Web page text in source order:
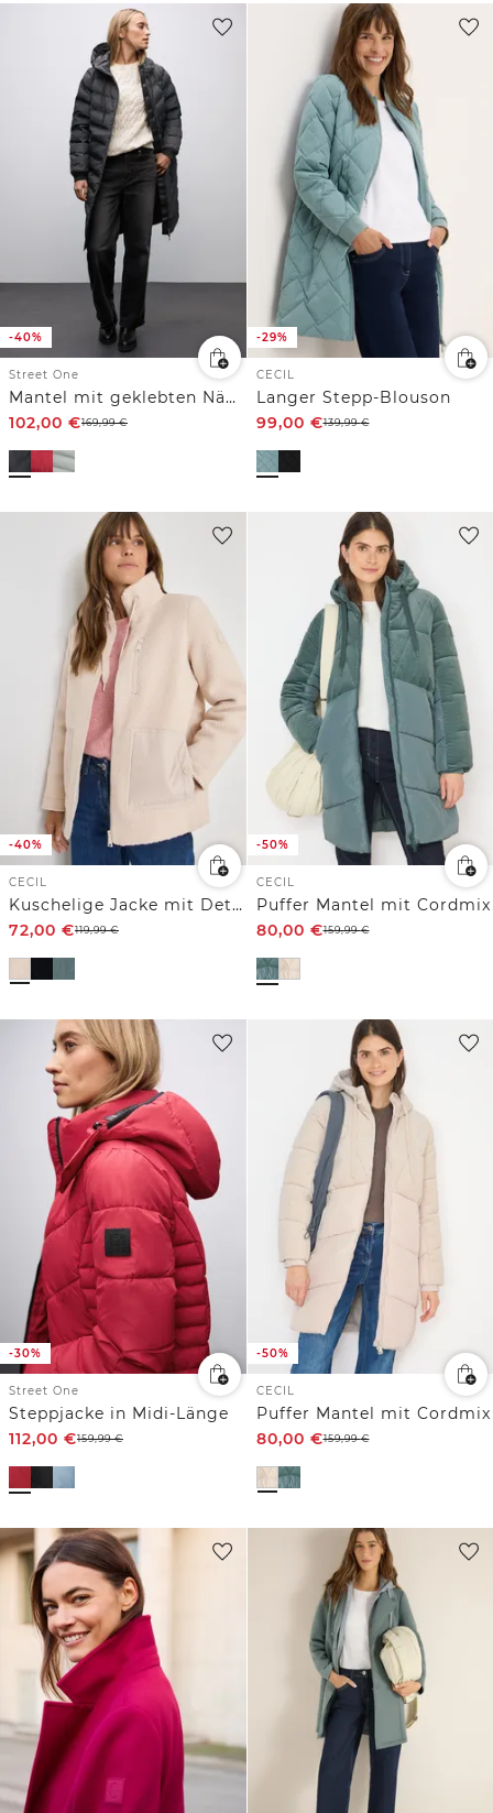
-40%
Street One
Mantel mit geklebten Nähten
102,00 €169,99€
-29%
CECIL
Langer Stepp-Blouson
99,00 €139,99€
-40%
CECIL
Kuschelige Jacke mit Details
72,00 €119,99€
-50%
CECIL
Puffer Mantel mit Cordmix
80,00 €159,99€
-30%
Street One
Steppjacke in Midi-Länge
112,00 €159,99€
-50%
CECIL
Puffer Mantel mit Cordmix
80,00 €159,99€